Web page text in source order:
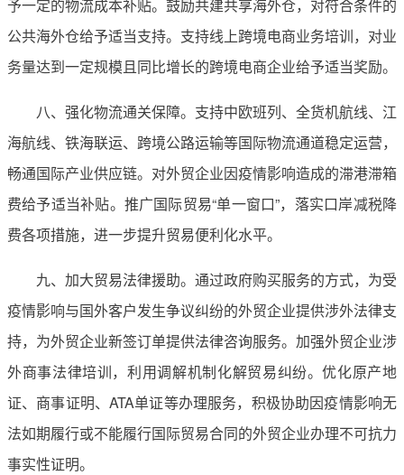
予一定的物流成本补贴。鼓励共建共享海外仓，对符合条件的
公共海外仓给予适当支持。支持线上跨境电商业务培训，对业
务量达到一定规模且同比增长的跨境电商企业给予适当奖励。
八、强化物流通关保障。支持中欧班列、全货机航线、江
海航线、铁海联运、跨境公路运输等国际物流通道稳定运营，
畅通国际产业供应链。对外贸企业因疫情影响造成的滞港滞箱
费给予适当补贴。推广国际贸易“单一窗口”，落实口岸减税降
费各项措施，进一步提升贸易便利化水平。
九、加大贸易法律援助。通过政府购买服务的方式，为受
疫情影响与国外客户发生争议纠纷的外贸企业提供涉外法律支
持，为外贸企业新签订单提供法律咨询服务。加强外贸企业涉
外商事法律培训，利用调解机制化解贸易纠纷。优化原产地
证、商事证明、ATA单证等办理服务，积极协助因疫情影响无
法如期履行或不能履行国际贸易合同的外贸企业办理不可抗力
事实性证明。